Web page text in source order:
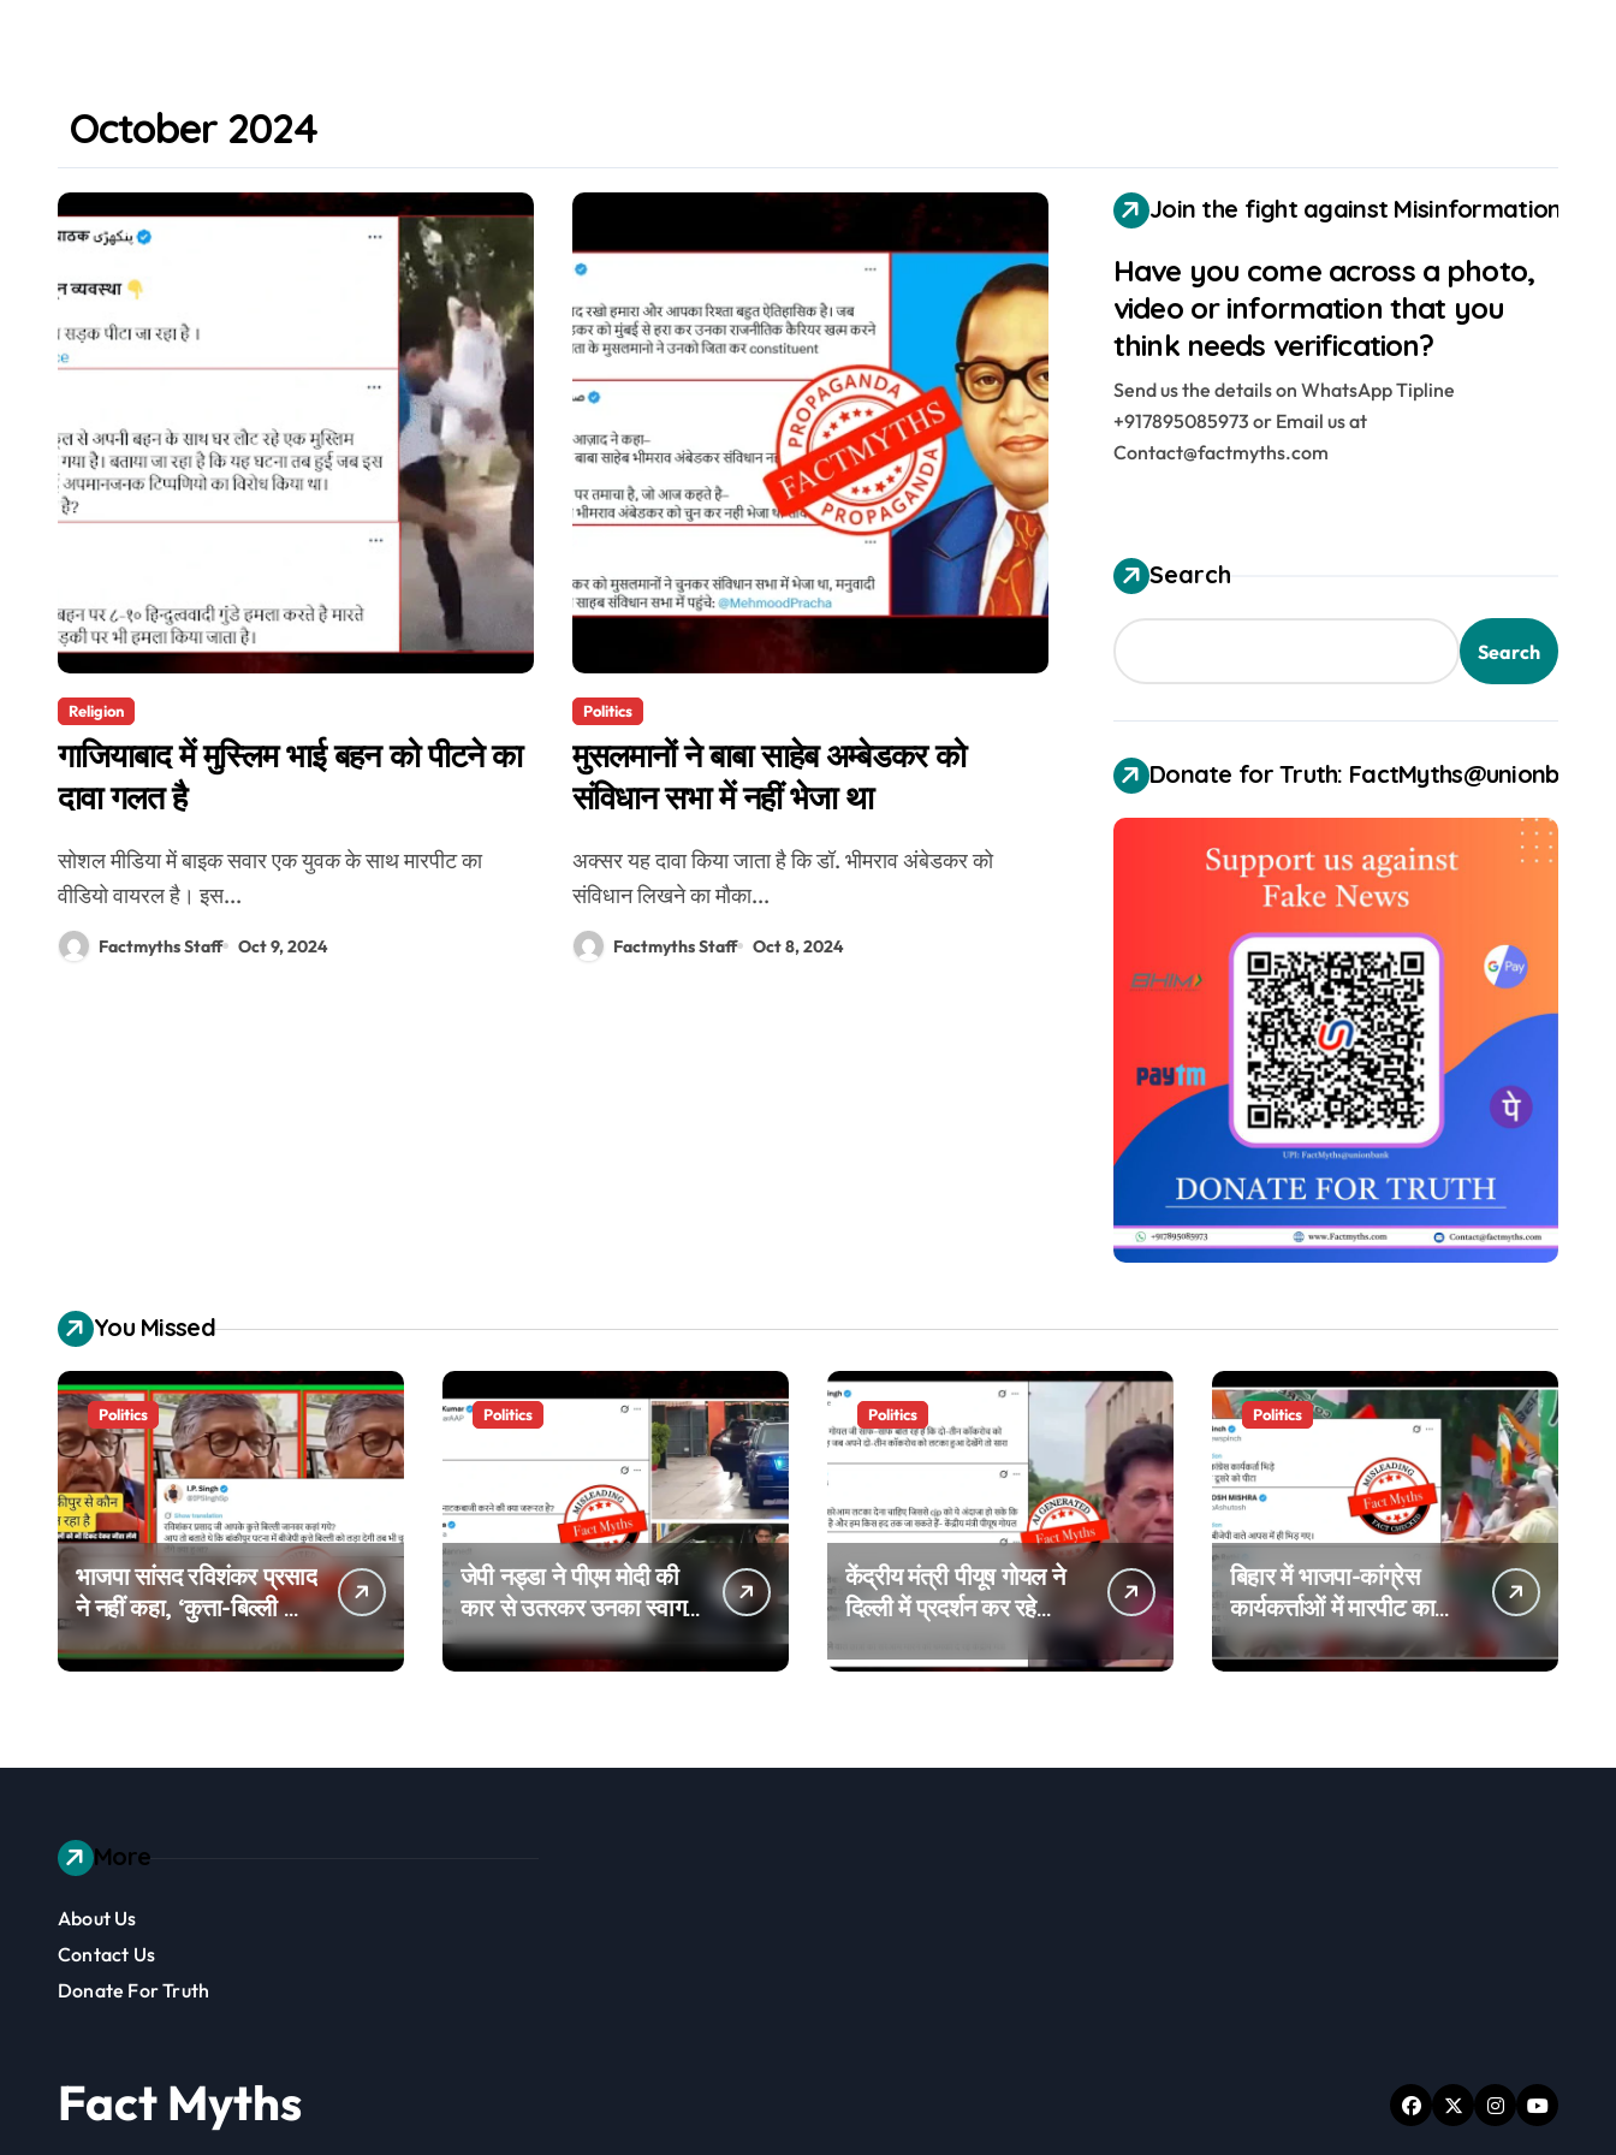
October 2024
Religion
गाजियाबाद में मुस्लिम भाई बहन को पीटने का
दावा गलत है
सोशल मीडिया में बाइक सवार एक युवक के साथ मारपीट का
वीडियो वायरल है। इस...
Factmyths Staff Oct 9, 2024
Politics
मुसलमानों ने बाबा साहेब अम्बेडकर को
संविधान सभा में नहीं भेजा था
अक्सर यह दावा किया जाता है कि डॉ. भीमराव अंबेडकर को
संविधान लिखने का मौका...
Factmyths Staff Oct 8, 2024
Join the fight against Misinformation
Have you come across a photo,
video or information that you
think needs verification?
Send us the details on WhatsApp Tipline
+917895085973 or Email us at
Contact@factmyths.com
Search
Search
Donate for Truth: FactMyths@unionbank
You Missed
Politics
भाजपा सांसद रविशंकर प्रसाद
ने नहीं कहा, ‘कुत्ता-बिल्ली को
भी खड़ा कर देंगे तो जीत
जाएंगे’, वायरल वीडियो एडिटेड
Politics
जेपी नड्डा ने पीएम मोदी की
कार से उतरकर उनका स्वागत
नहीं किया
Politics
केंद्रीय मंत्री पीयूष गोयल ने
दिल्ली में प्रदर्शन कर रहे
लटकाने की बात नहीं की,
Politics
बिहार में भाजपा-कांग्रेस
कार्यकर्त्ताओं में मारपीट का
वायरल वीडियो एक साल
पुराना है
More
About Us
Contact Us
Donate For Truth
Fact Myths